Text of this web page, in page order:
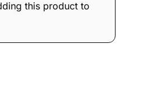
this product to